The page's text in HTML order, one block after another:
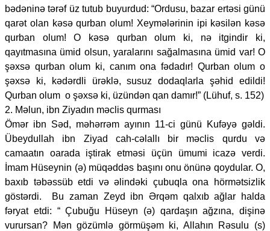
bədəninə tərəf üz tutub buyurdud: “Ordusu, bazar ertəsi günü
qarət olan kəsə qurban olum! Xeymələrinin ipi kəsilən kəsə
qurban olum! O kəsə qurban olum ki, nə itgindir ki,
qayıtmasına ümid olsun, yaralarını sağalmasına ümid var! O
şəxsə qurban olum ki, canım ona fədadır! Qurban olum o
şəxsə ki, kədərdli ürəklə, susuz dodaqlarla şəhid edildi!
Qurban olum o şəxsə ki, üzündən qan damır!” (Lühuf, s. 152)
2. Məlun, ibn Ziyadın məclis qurması
Ömər ibn Səd, məhərrəm ayının 11-ci günü Kufəyə gəldi.
Übeydullah ibn Ziyad cah-cəlallı bir məclis qurdu və
camaatın oarada iştirak etməsi üçün ümumi icazə verdi.
İmam Hüseynin (ə) müqəddəs başını onu önünə qoydular. O,
baxıb təbəssüb etdi və əlindəki çubuqla ona hörmətsizlik
göstərdi. Bu zaman Zeyd ibn Ərqəm qalxıb ağlar halda
fəryat etdi: “ Çubuğu Hüseyn (ə) qardaşın ağzına, dişinə
vurursan? Mən gözümlə görmüşəm ki, Allahın Rəsulu (s)